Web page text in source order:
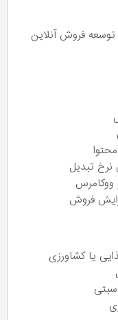
توسعه فروش آنلاین
نرخ تبدیل
ووکامرس
فروش
یا کشاورزی